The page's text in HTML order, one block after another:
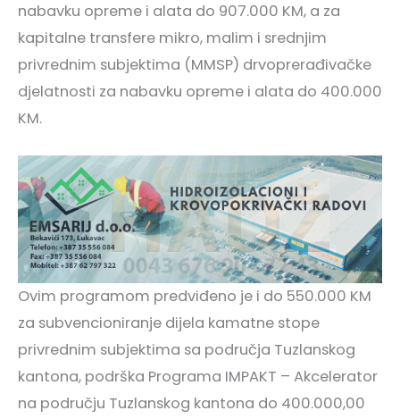
nabavku opreme i alata do 907.000 KM, a za
kapitalne transfere mikro, malim i srednjim
privrednim subjektima (MMSP) drvoprerađivačke
djelatnosti za nabavku opreme i alata do 400.000
KM.
Ovim programom predviđeno je i do 550.000 KM
za subvencioniranje dijela kamatne stope
privrednim subjektima sa područja Tuzlanskog
kantona, podrška Programa IMPAKT – Akcelerator
na području Tuzlanskog kantona do 400.000,00